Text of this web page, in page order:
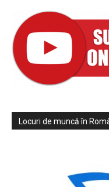
Locuri de muncă în